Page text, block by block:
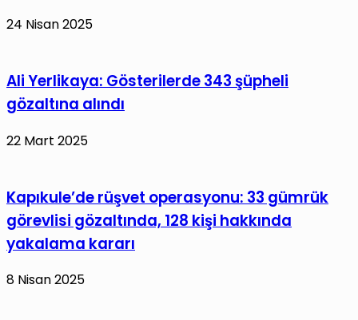
24 Nisan 2025
Ali Yerlikaya: Gösterilerde 343 şüpheli
gözaltına alındı
22 Mart 2025
Kapıkule’de rüşvet operasyonu: 33 gümrük
görevlisi gözaltında, 128 kişi hakkında
yakalama kararı
8 Nisan 2025